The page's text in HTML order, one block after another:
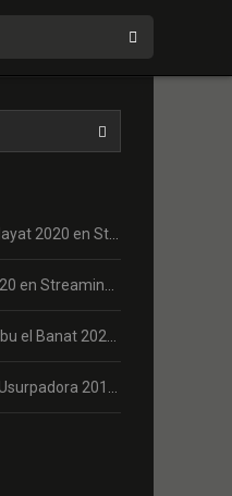
en Streaming HD Gratuit !
HD Gratuit !
en Streaming HD Gratuit !
2019 en Streaming HD Gratuit !